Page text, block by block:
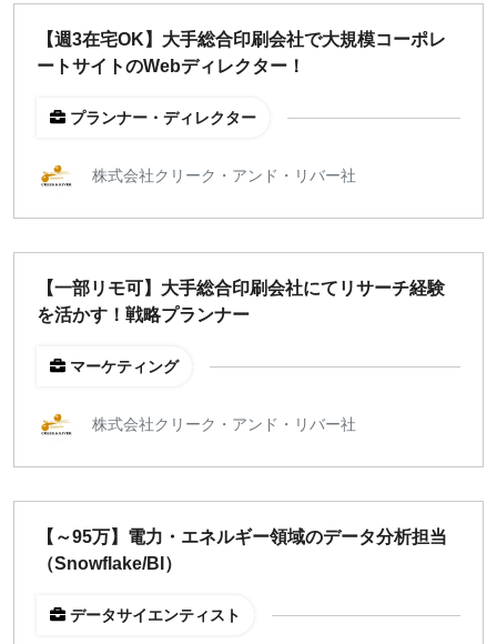
【週3在宅OK】大手総合印刷会社で大規模コーポレ
ートサイトのWebディレクター！
プランナー・ディレクター
株式会社クリーク・アンド・リバー社
【一部リモ可】大手総合印刷会社にてリサーチ経験
を活かす！戦略プランナー
マーケティング
株式会社クリーク・アンド・リバー社
【～95万】電力・エネルギー領域のデータ分析担当
（Snowflake/BI）
データサイエンティスト